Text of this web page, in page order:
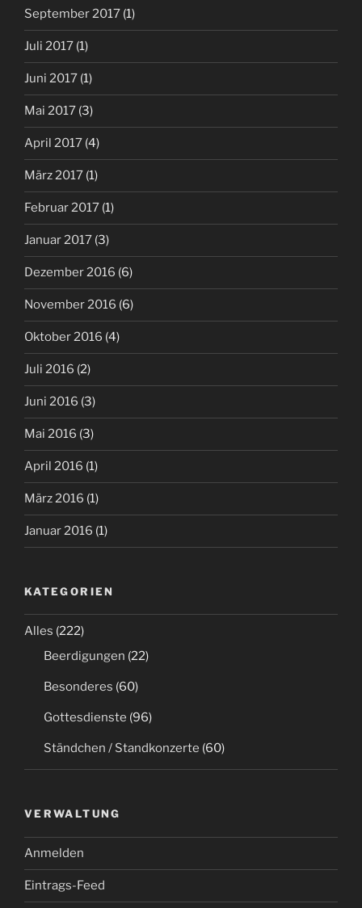
September 2017 (1)
Juli 2017 (1)
Juni 2017 (1)
Mai 2017 (3)
April 2017 (4)
März 2017 (1)
Februar 2017 (1)
Januar 2017 (3)
Dezember 2016 (6)
November 2016 (6)
Oktober 2016 (4)
Juli 2016 (2)
Juni 2016 (3)
Mai 2016 (3)
April 2016 (1)
März 2016 (1)
Januar 2016 (1)
KATEGORIEN
Alles (222)
Beerdigungen (22)
Besonderes (60)
Gottesdienste (96)
Ständchen / Standkonzerte (60)
VERWALTUNG
Anmelden
Eintrags-Feed